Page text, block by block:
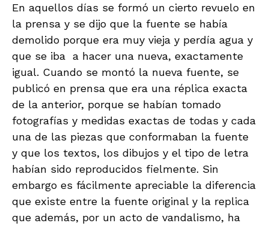
En aquellos días se formó un cierto revuelo en
la prensa y se dijo que la fuente se había
demolido porque era muy vieja y perdía agua y
que se iba a hacer una nueva, exactamente
igual. Cuando se montó la nueva fuente, se
publicó en prensa que era una réplica exacta
de la anterior, porque se habían tomado
fotografías y medidas exactas de todas y cada
una de las piezas que conformaban la fuente
y que los textos, los dibujos y el tipo de letra
habían sido reproducidos fielmente. Sin
embargo es fácilmente apreciable la diferencia
que existe entre la fuente original y la replica
que además, por un acto de vandalismo, ha